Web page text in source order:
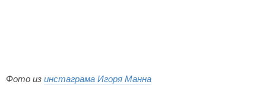
Фото из инстаграма Игоря Манна